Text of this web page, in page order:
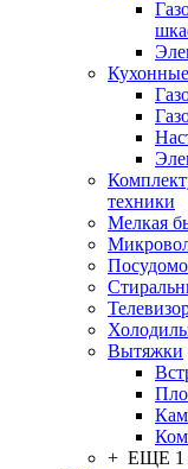
техники
Мелкая
Вытяжки
+ ЕЩЕ 1